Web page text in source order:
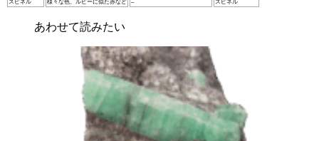
スピネル
様々な色、ルビーに似た赤など – スピネル
あわせて読みたい